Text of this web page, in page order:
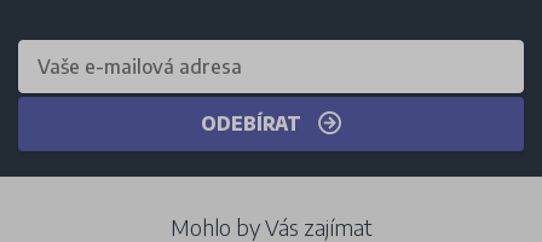
ODEBÍRAT
Mohlo by Vás zajímat